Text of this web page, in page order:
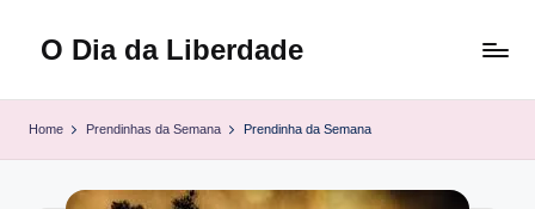
O Dia da Liberdade
Home Prendinhas da Semana Prendinha da Semana